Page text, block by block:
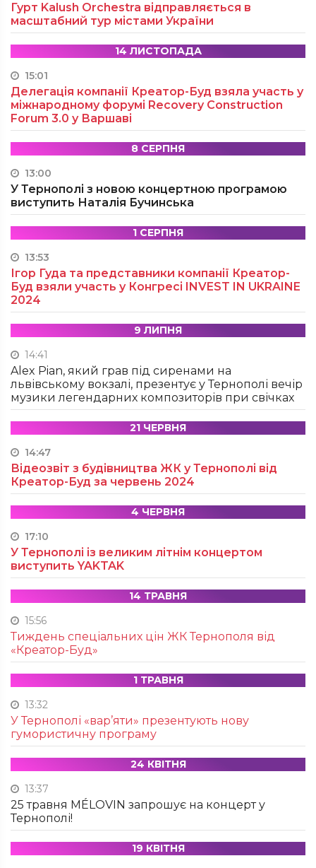
Гурт Kalush Orchestra відправляється в
масштабний тур містами України
14 ЛИСТОПАДА
15:01
Делегація компанії Креатор-Буд взяла участь у
міжнародному форумі Recovery Construction
Forum 3.0 у Варшаві
8 СЕРПНЯ
13:00
У Тернополі з новою концертною програмою
виступить Наталія Бучинська
1 СЕРПНЯ
13:53
Ігор Гуда та представники компанії Креатор-
Буд взяли участь у Конгресі INVEST IN UKRAINE
2024
9 ЛИПНЯ
14:41
Alex Pian, який грав під сиренами на
львівському вокзалі, презентує у Тернополі вечір
музики легендарних композиторів при свічках
21 ЧЕРВНЯ
14:47
Відеозвіт з будівництва ЖК у Тернополі від
Креатор-Буд за червень 2024
4 ЧЕРВНЯ
17:10
У Тернополі із великим літнім концертом
виступить YAKTAK
14 ТРАВНЯ
15:56
Тиждень спеціальних цін ЖК Тернополя від
«Креатор-Буд»
1 ТРАВНЯ
13:32
У Тернополі «вар’яти» презентують нову
гумористичну програму
24 КВІТНЯ
13:37
25 травня MÉLOVIN запрошує на концерт у
Тернополі!
19 КВІТНЯ